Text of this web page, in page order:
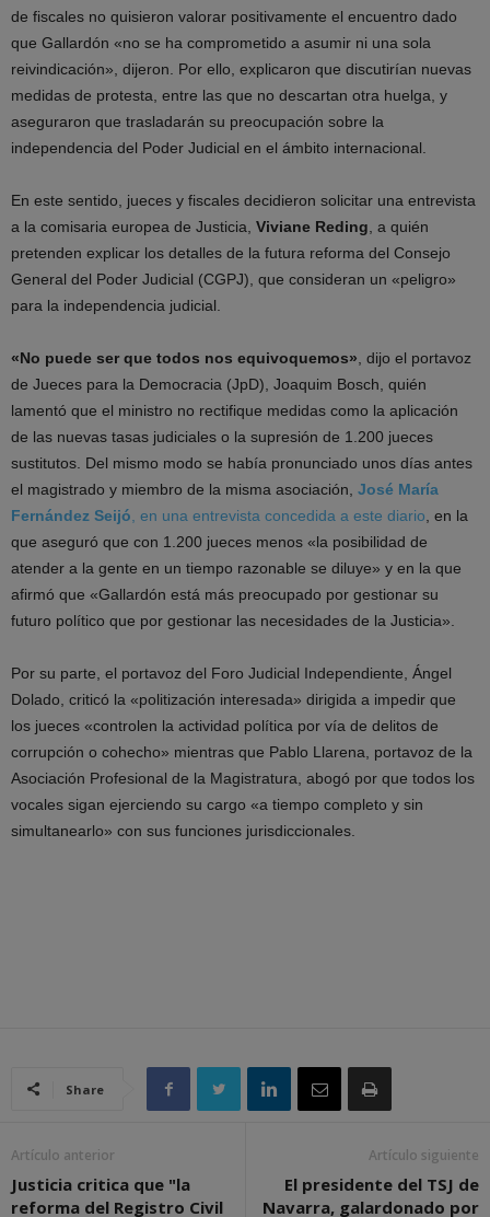
de fiscales no quisieron valorar positivamente el encuentro dado
que Gallardón «no se ha comprometido a asumir ni una sola
reivindicación», dijeron. Por ello, explicaron que discutirían nuevas
medidas de protesta, entre las que no descartan otra huelga, y
aseguraron que trasladarán su preocupación sobre la
independencia del Poder Judicial en el ámbito internacional.
En este sentido, jueces y fiscales decidieron solicitar una entrevista
a la comisaria europea de Justicia, Viviane Reding , a quién
pretenden explicar los detalles de la futura reforma del Consejo
General del Poder Judicial (CGPJ), que consideran un «peligro»
para la independencia judicial.
«No puede ser que todos nos equivoquemos» , dijo el portavoz
de Jueces para la Democracia (JpD), Joaquim Bosch, quién
lamentó que el ministro no rectifique medidas como la aplicación
de las nuevas tasas judiciales o la supresión de 1.200 jueces
sustitutos. Del mismo modo se había pronunciado unos días antes
el magistrado y miembro de la misma asociación, José María
Fernández Seijó , en una entrevista concedida a este diario , en la
que aseguró que con 1.200 jueces menos «la posibilidad de
atender a la gente en un tiempo razonable se diluye» y en la que
afirmó que «Gallardón está más preocupado por gestionar su
futuro político que por gestionar las necesidades de la Justicia».
Por su parte, el portavoz del Foro Judicial Independiente, Ángel
Dolado, criticó la «politización interesada» dirigida a impedir que
los jueces «controlen la actividad política por vía de delitos de
corrupción o cohecho» mientras que Pablo Llarena, portavoz de la
Asociación Profesional de la Magistratura, abogó por que todos los
vocales sigan ejerciendo su cargo «a tiempo completo y sin
simultanearlo» con sus funciones jurisdiccionales.
Share
Artículo anterior
Justicia critica que "la
reforma del Registro Civil
Artículo siguiente
El presidente del TSJ de
Navarra, galardonado por